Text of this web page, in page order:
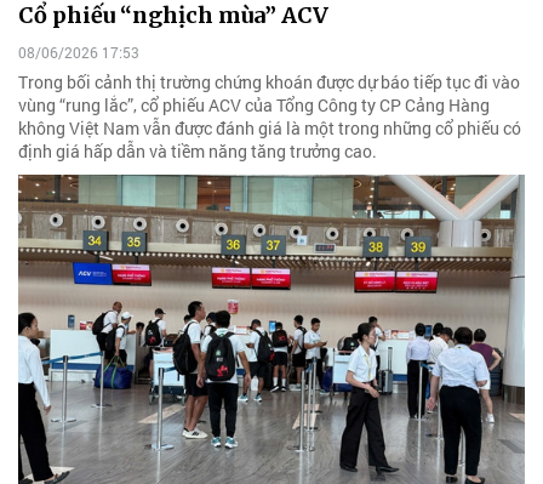
Cổ phiếu “nghịch mùa” ACV
08/06/2026 17:53
Trong bối cảnh thị trường chứng khoán được dự báo tiếp tục đi vào
vùng “rung lắc”, cổ phiếu ACV của Tổng Công ty CP Cảng Hàng
không Việt Nam vẫn được đánh giá là một trong những cổ phiếu có
định giá hấp dẫn và tiềm năng tăng trưởng cao.